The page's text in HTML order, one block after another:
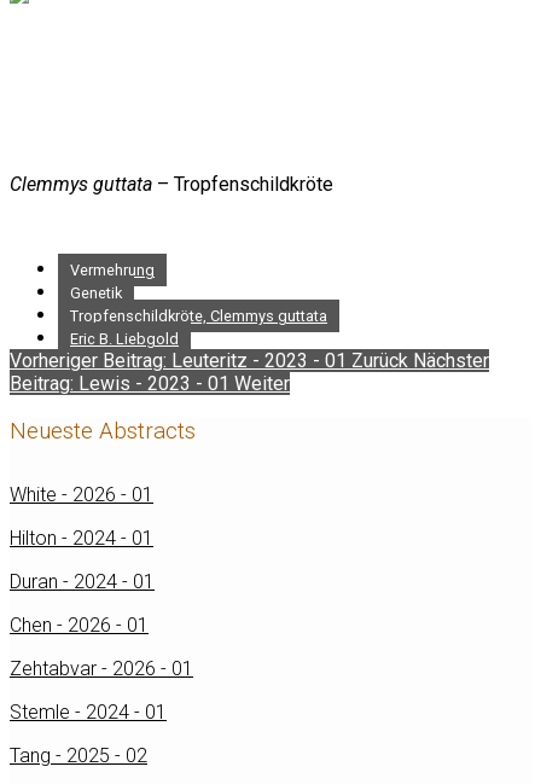
Clemmys guttata – Tropfenschildkröte
Vermehrung
Genetik
Tropfenschildkröte, Clemmys guttata
Eric B. Liebgold
Vorheriger Beitrag: Leuteritz - 2023 - 01 Zurück Nächster
Beitrag: Lewis - 2023 - 01 Weiter
Neueste Abstracts
White - 2026 - 01
Hilton - 2024 - 01
Duran - 2024 - 01
Chen - 2026 - 01
Zehtabvar - 2026 - 01
Stemle - 2024 - 01
Tang - 2025 - 02